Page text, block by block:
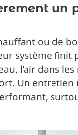
un
ou de
système
l’air dans
Un entretien